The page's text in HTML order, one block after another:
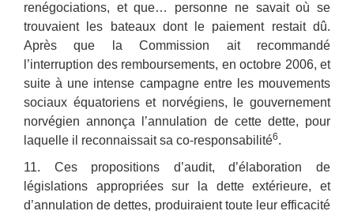
renégociations, et que… personne ne savait où se
trouvaient les bateaux dont le paiement restait dû.
Après que la Commission ait recommandé
l’interruption des remboursements, en octobre 2006, et
suite à une intense campagne entre les mouvements
sociaux équatoriens et norvégiens, le gouvernement
norvégien annonça l’annulation de cette dette, pour
laquelle il reconnaissait sa co-responsabilité6.
11. Ces propositions d’audit, d’élaboration de
législations appropriées sur la dette extérieure, et
d’annulation de dettes, produiraient toute leur efficacité